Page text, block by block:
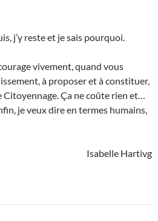
j’y reste et je sais pourquoi.
vivement, quand vous
à proposer et à constituer,
Ça ne coûte rien et…
je veux dire en termes humains,
Isabelle Hartivg